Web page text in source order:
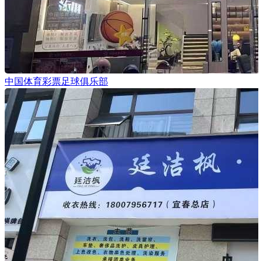
中国体育彩票足球俱乐部